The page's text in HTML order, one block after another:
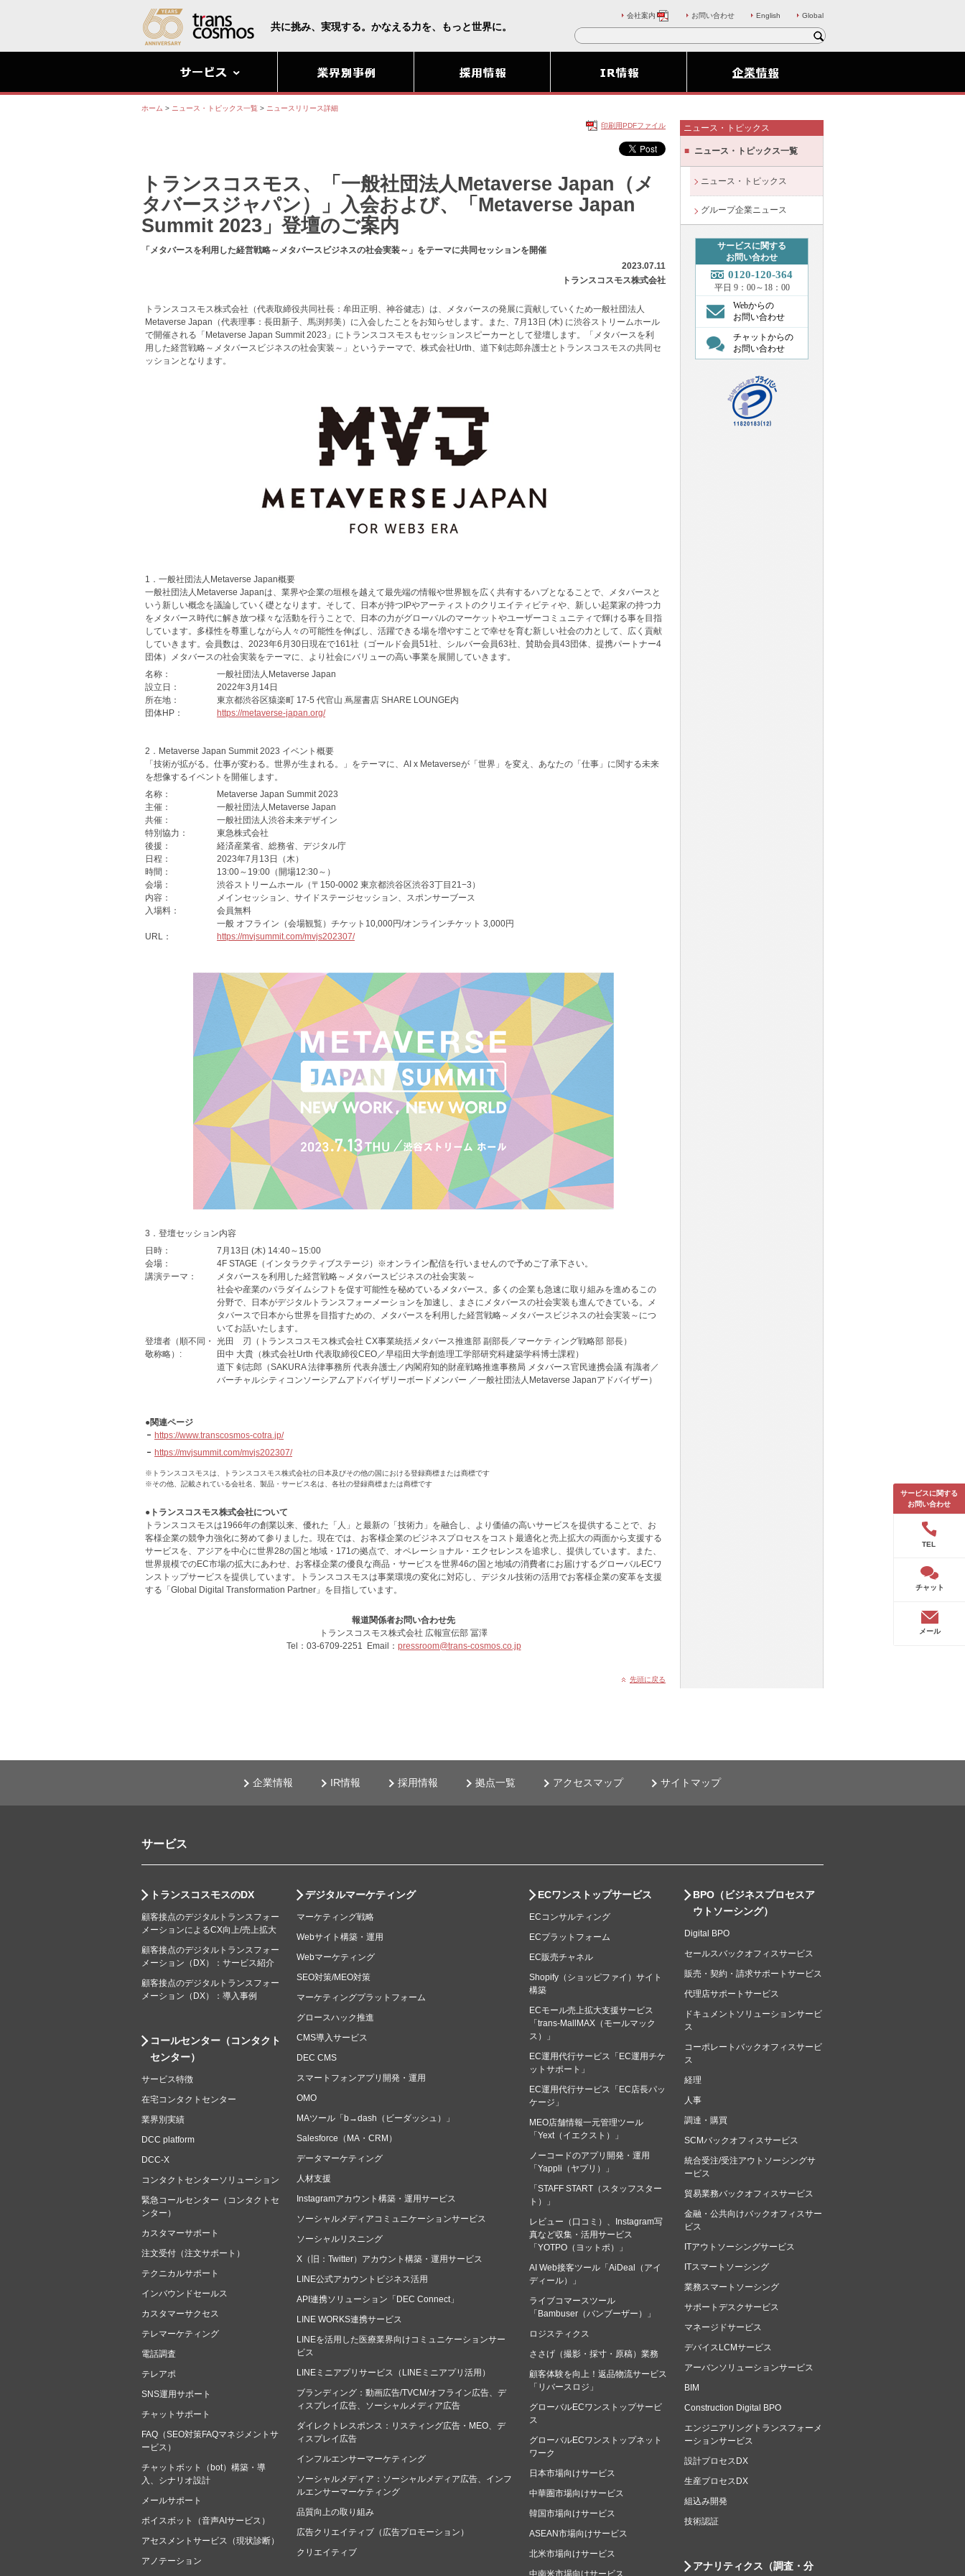
共に挑み、実現する。かなえる力を、もっと世界に。
会社案内 お問い合わせ English Global
ホーム > ニュース・トピックス一覧 > ニュースリリース詳細
印刷用PDFファイル
トランスコスモス、「一般社団法人Metaverse Japan（メ
タバースジャパン）」入会および、「Metaverse Japan
Summit 2023」登壇のご案内
「メタバースを利用した経営戦略～メタバースビジネスの社会実装～」をテーマに共同セッションを開催
2023.07.11
トランスコスモス株式会社
トランスコスモス株式会社（代表取締役共同社長：牟田正明、神谷健志）は、メタバースの発展に貢献していくため一般社団法人
Metaverse Japan（代表理事：長田新子、馬渕邦美）に入会したことをお知らせします。また、7月13日 (木) に渋谷ストリームホール
で開催される「Metaverse Japan Summit 2023」にトランスコスモスもセッションスピーカーとして登壇します。「メタバースを利
用した経営戦略～メタバースビジネスの社会実装～」というテーマで、株式会社Urth、道下剣志郎弁護士とトランスコスモスの共同セ
ッションとなります。
1．一般社団法人Metaverse Japan概要
一般社団法人Metaverse Japanは、業界や企業の垣根を越えて最先端の情報や世界観を広く共有するハブとなることで、メタバースと
いう新しい概念を議論していく礎となります。そして、日本が持つIPやアーティストのクリエイティビティや、新しい起業家の持つ力
をメタバース時代に解き放つ様々な活動を行うことで、日本の力がグローバルのマーケットやユーザーコミュニティで輝ける事を目指
しています。多様性を尊重しながら人々の可能性を伸ばし、活躍できる場を増やすことで幸せを育む新しい社会の力として、広く貢献
していきます。会員数は、2023年6月30日現在で161社（ゴールド会員51社、シルバー会員63社、賛助会員43団体、提携パートナー4
団体）メタバースの社会実装をテーマに、より社会にバリューの高い事業を展開していきます。
名称：
一般社団法人Metaverse Japan
設立日：
2022年3月14日
所在地：
東京都渋谷区猿楽町 17-5 代官山 蔦屋書店 SHARE LOUNGE内
団体HP：
https://metaverse-japan.org/
2．Metaverse Japan Summit 2023 イベント概要
「技術が拡がる。仕事が変わる。世界が生まれる。」をテーマに、AI x Metaverseが「世界」を変え、あなたの「仕事」に関する未来
を想像するイベントを開催します。
名称：
Metaverse Japan Summit 2023
主催：
一般社団法人Metaverse Japan
共催：
一般社団法人渋谷未来デザイン
特別協力：
東急株式会社
後援：
経済産業省、総務省、デジタル庁
日程：
2023年7月13日（木）
時間：
13:00～19:00（開場12:30～）
会場：
渋谷ストリームホール（〒150-0002 東京都渋谷区渋谷3丁目21−3）
内容：
メインセッション、サイドステージセッション、スポンサーブース
入場料：
会員無料
一般 オフライン（会場観覧）チケット10,000円/オンラインチケット 3,000円
URL：
https://mvjsummit.com/mvjs202307/
3．登壇セッション内容
日時：
7月13日 (木) 14:40～15:00
会場：
4F STAGE（インタラクティブステージ）※オンライン配信を行いませんので予めご了承下さい。
講演テーマ：
メタバースを利用した経営戦略～メタバースビジネスの社会実装～
社会や産業のパラダイムシフトを促す可能性を秘めているメタバース。多くの企業も急速に取り組みを進めるこの
分野で、日本がデジタルトランスフォーメーションを加速し、まさにメタバースの社会実装も進んできている。メ
タバースで日本から世界を目指すための、メタバースを利用した経営戦略～メタバースビジネスの社会実装～につ
いてお話いたします。
登壇者（順不同・
敬称略）:
光田 刃（トランスコスモス株式会社 CX事業統括メタバース推進部 副部長／マーケティング戦略部 部長）
田中 大貴（株式会社Urth 代表取締役CEO／早稲田大学創造理工学部研究科建築学科博士課程）
道下 剣志郎（SAKURA 法律事務所 代表弁護士／内閣府知的財産戦略推進事務局 メタバース官民連携会議 有識者／
バーチャルシティコンソーシアムアドバイザリーボードメンバー ／一般社団法人Metaverse Japanアドバイザー）
●関連ページ
https://www.transcosmos-cotra.jp/
https://mvjsummit.com/mvjs202307/
※トランスコスモスは、トランスコスモス株式会社の日本及びその他の国における登録商標または商標です
※その他、記載されている会社名、製品・サービス名は、各社の登録商標または商標です
●トランスコスモス株式会社について
トランスコスモスは1966年の創業以来、優れた「人」と最新の「技術力」を融合し、より価値の高いサービスを提供することで、お
客様企業の競争力強化に努めて参りました。現在では、お客様企業のビジネスプロセスをコスト最適化と売上拡大の両面から支援する
サービスを、アジアを中心に世界28の国と地域・171の拠点で、オペレーショナル・エクセレンスを追求し、提供しています。また、
世界規模でのEC市場の拡大にあわせ、お客様企業の優良な商品・サービスを世界46の国と地域の消費者にお届けするグローバルECワ
ンストップサービスを提供しています。トランスコスモスは事業環境の変化に対応し、デジタル技術の活用でお客様企業の変革を支援
する「Global Digital Transformation Partner」を目指しています。
報道関係者お問い合わせ先
トランスコスモス株式会社 広報宣伝部 冨澤
Tel：03-6709-2251 Email： pressroom@trans-cosmos.co.jp
先頭に戻る
ニュース・トピックス
ニュース・トピックス一覧
ニュース・トピックス
グループ企業ニュース
サービスに関する
お問い合わせ
0120-120-364
平日 9：00～18：00
Webからの
お問い合わせ
チャットからの
お問い合わせ
サービスに関する
お問い合わせ
TEL
チャット
メール
企業情報 IR情報 採用情報 拠点一覧 アクセスマップ サイトマップ
サービス
トランスコスモスのDX
顧客接点のデジタルトランスフォー
メーションによるCX向上/売上拡大
顧客接点のデジタルトランスフォー
メーション（DX）：サービス紹介
顧客接点のデジタルトランスフォー
メーション（DX）：導入事例
コールセンター（コンタクト
センター）
サービス特徴
在宅コンタクトセンター
業界別実績
DCC platform
DCC-X
コンタクトセンターソリューション
緊急コールセンター（コンタクトセ
ンター）
カスタマーサポート
注文受付（注文サポート）
テクニカルサポート
インバウンドセールス
カスタマーサクセス
テレマーケティング
電話調査
テレアポ
SNS運用サポート
チャットサポート
FAQ（SEO対策FAQマネジメントサ
ービス）
チャットボット（bot）構築・導
入、シナリオ設計
メールサポート
ボイスボット（音声AIサービス）
アセスメントサービス（現状診断）
アノテーション
デジタルマーケティング
マーケティング戦略
Webサイト構築・運用
Webマーケティング
SEO対策/MEO対策
マーケティングプラットフォーム
グロースハック推進
CMS導入サービス
DEC CMS
スマートフォンアプリ開発・運用
OMO
MAツール「b→dash（ビーダッシュ）」
Salesforce（MA・CRM）
データマーケティング
人材支援
Instagramアカウント構築・運用サービス
ソーシャルメディアコミュニケーションサービス
ソーシャルリスニング
X（旧：Twitter）アカウント構築・運用サービス
LINE公式アカウントビジネス活用
API連携ソリューション「DEC Connect」
LINE WORKS連携サービス
LINEを活用した医療業界向けコミュニケーションサー
ビス
LINEミニアプリサービス（LINEミニアプリ活用）
ブランディング：動画広告/TVCM/オフライン広告、デ
ィスプレイ広告、ソーシャルメディア広告
ダイレクトレスポンス：リスティング広告・MEO、デ
ィスプレイ広告
インフルエンサーマーケティング
ソーシャルメディア：ソーシャルメディア広告、インフ
ルエンサーマーケティング
品質向上の取り組み
広告クリエイティブ（広告プロモーション）
クリエイティブ
ECワンストップサービス
ECコンサルティング
ECプラットフォーム
EC販売チャネル
Shopify（ショッピファイ）サイト
構築
ECモール売上拡大支援サービス
「trans-MallMAX（モールマック
ス）」
EC運用代行サービス「EC運用チケ
ットサポート」
EC運用代行サービス「EC店長パッ
ケージ」
MEO店舗情報一元管理ツール
「Yext（イエクスト）」
ノーコードのアプリ開発・運用
「Yappli（ヤプリ）」
「STAFF START（スタッフスター
ト）」
レビュー（口コミ）、Instagram写
真など収集・活用サービス
「YOTPO（ヨットポ）」
AI Web接客ツール「AiDeal（アイ
ディール）」
ライブコマースツール
「Bambuser（バンブーザー）」
ロジスティクス
ささげ（撮影・採寸・原稿）業務
顧客体験を向上！返品物流サービス
「リバースロジ」
グローバルECワンストップサービ
ス
グローバルECワンストップネット
ワーク
日本市場向けサービス
中華圏市場向けサービス
韓国市場向けサービス
ASEAN市場向けサービス
北米市場向けサービス
BPO（ビジネスプロセスア
ウトソーシング）
Digital BPO
セールスバックオフィスサービス
販売・契約・請求サポートサービス
代理店サポートサービス
ドキュメントソリューションサービ
ス
コーポレートバックオフィスサービ
ス
経理
人事
調達・購買
SCMバックオフィスサービス
統合受注/受注アウトソーシングサ
ービス
貿易業務バックオフィスサービス
金融・公共向けバックオフィスサー
ビス
ITアウトソーシングサービス
ITスマートソーシング
業務スマートソーシング
サポートデスクサービス
マネージドサービス
デバイスLCMサービス
アーバンソリューションサービス
BIM
Construction Digital BPO
エンジニアリングトランスフォーメ
ーションサービス
設計プロセスDX
生産プロセスDX
組込み開発
技術認証
アナリティクス（調査・分